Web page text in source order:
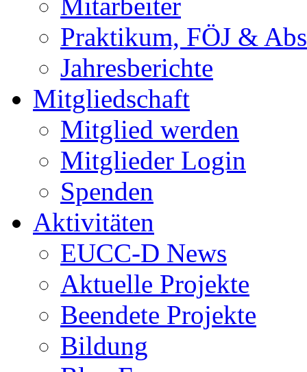
Praktikum, FÖJ &
Jahresberichte
Mitgliedschaft
Mitglied werden
Mitglieder Login
Spenden
Aktivitäten
EUCC-D News
Aktuelle Projekte
Beendete Projekte
Bildung